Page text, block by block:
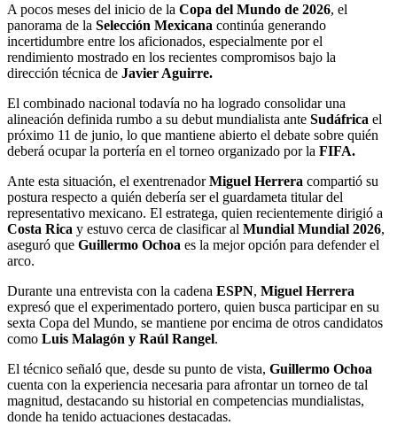
A pocos meses del inicio de la Copa del Mundo de 2026, el
panorama de la Selección Mexicana continúa generando
incertidumbre entre los aficionados, especialmente por el
rendimiento mostrado en los recientes compromisos bajo la
dirección técnica de Javier Aguirre.
El combinado nacional todavía no ha logrado consolidar una
alineación definida rumbo a su debut mundialista ante Sudáfrica el
próximo 11 de junio, lo que mantiene abierto el debate sobre quién
deberá ocupar la portería en el torneo organizado por la FIFA.
Ante esta situación, el exentrenadorMiguel Herrera compartió su
postura respecto a quién debería ser el guardameta titular del
representativo mexicano. El estratega, quien recientemente dirigió a
Costa Rica y estuvo cerca de clasificar al Mundial Mundial 2026,
aseguró que Guillermo Ochoa es la mejor opción para defender el
arco.
Durante una entrevista con la cadena ESPN, Miguel Herrera
expresó que el experimentado portero, quien busca participar en su
sexta Copa del Mundo, se mantiene por encima de otros candidatos
como Luis Malagón y Raúl Rangel.
El técnico señaló que, desde su punto de vista, Guillermo Ochoa
cuenta con la experiencia necesaria para afrontar un torneo de tal
magnitud, destacando su historial en competencias mundialistas,
donde ha tenido actuaciones destacadas.